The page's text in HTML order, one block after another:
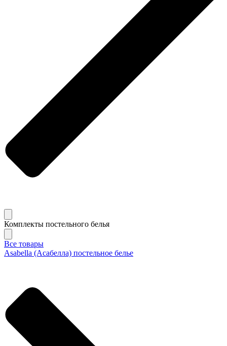
Комплекты постельного белья
Все товары
Asabella (Асабелла) постельное белье